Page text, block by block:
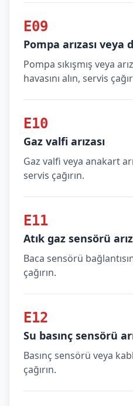
E09
Pompa arızası veya
Pompa sıkışmış veya
havasını alın, servis
E10
Gaz valfi arızası
Gaz valfi veya anakart
servis çağırın.
E11
Atık gaz sensörü
Baca sensörü
çağırın.
E12
Su basınç sensörü
Basınç sensörü veya
çağırın.